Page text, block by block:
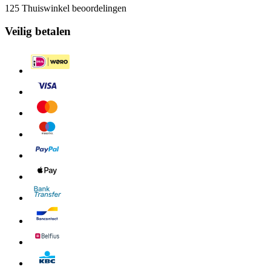
125 Thuiswinkel beoordelingen
Veilig betalen